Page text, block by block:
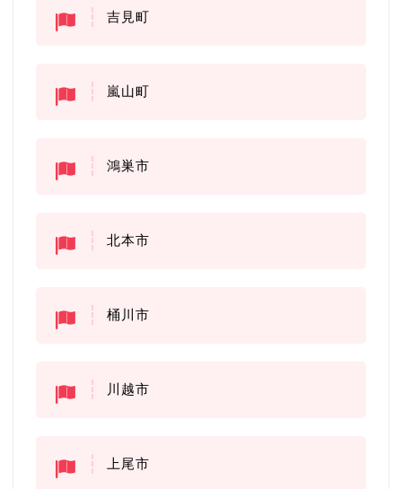
吉見町
嵐山町
鴻巣市
北本市
桶川市
川越市
上尾市